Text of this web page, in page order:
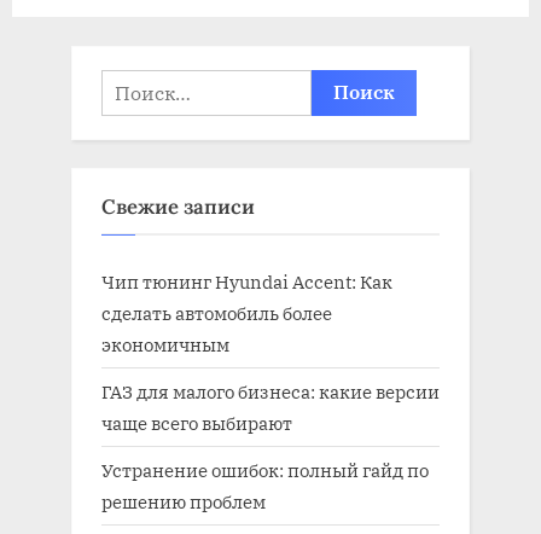
Найти:
Свежие записи
Чип тюнинг Hyundai Accent: Как
сделать автомобиль более
экономичным
ГАЗ для малого бизнеса: какие версии
чаще всего выбирают
Устранение ошибок: полный гайд по
решению проблем